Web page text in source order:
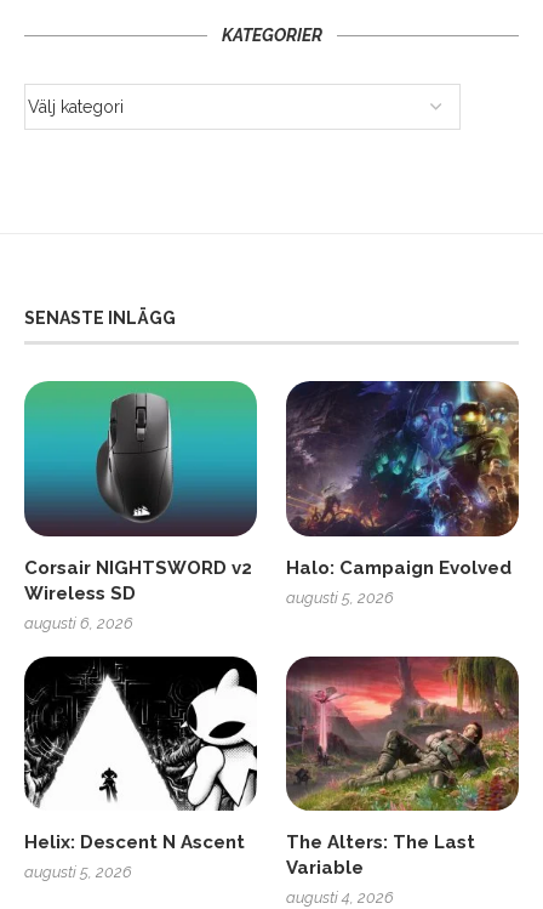
KATEGORIER
SENASTE INLÄGG
Corsair NIGHTSWORD v2
Wireless SD
augusti 6, 2026
Halo: Campaign Evolved
augusti 5, 2026
Helix: Descent N Ascent
augusti 5, 2026
The Alters: The Last
Variable
augusti 4, 2026